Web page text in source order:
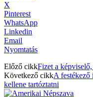
X
Pinterest
WhatsApp
Linkedin
Email
Nyomtatás
Előző cikkFizet a
Következő cikkA festékező
kellene tartóztatni